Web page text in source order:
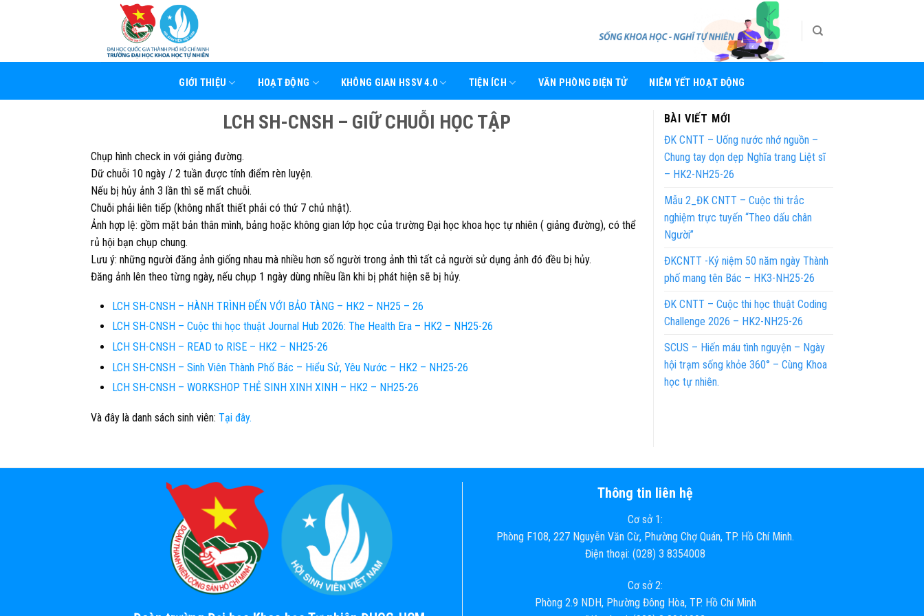
GIỚI THIỆU HOẠT ĐỘNG KHÔNG GIAN HSSV 4.0 TIỆN ÍCH VĂN PHÒNG ĐIỆN TỬ NIÊM YẾT HOẠT ĐỘNG
LCH SH-CNSH – GIỮ CHUỖI HỌC TẬP
Chụp hình check in với giảng đường.
Dữ chuỗi 10 ngày / 2 tuần được tính điểm rèn luyện.
Nếu bị hủy ảnh 3 lần thì sẽ mất chuỗi.
Chuỗi phải liên tiếp (không nhất thiết phải có thứ 7 chủ nhật).
Ảnh hợp lệ: gồm mặt bản thân mình, bảng hoặc không gian lớp học của trường Đại học khoa học tự nhiên ( giảng đường), có thể
rủ hội bạn chụp chung.
Lưu ý: những người đăng ảnh giống nhau mà nhiều hơn số người trong ảnh thì tất cả người sử dụng ảnh đó đều bị hủy.
Đăng ảnh lên theo từng ngày, nếu chụp 1 ngày dùng nhiều lần khi bị phát hiện sẽ bị hủy.
LCH SH-CNSH – HÀNH TRÌNH ĐẾN VỚI BẢO TÀNG – HK2 – NH25 – 26
LCH SH-CNSH – Cuộc thi học thuật Journal Hub 2026: The Health Era – HK2 – NH25-26
LCH SH-CNSH – READ to RISE – HK2 – NH25-26
LCH SH-CNSH – Sinh Viên Thành Phố Bác – Hiểu Sử, Yêu Nước – HK2 – NH25-26
LCH SH-CNSH – WORKSHOP THẺ SINH XINH XINH – HK2 – NH25-26
Và đây là danh sách sinh viên: Tại đây.
BÀI VIẾT MỚI
ĐK CNTT – Uống nước nhớ nguồn –
Chung tay dọn dẹp Nghĩa trang Liệt sĩ
– HK2-NH25-26
Mẫu 2_ĐK CNTT – Cuộc thi trắc
nghiệm trực tuyến “Theo dấu chân
Người”
ĐKCNTT -Kỷ niệm 50 năm ngày Thành
phố mang tên Bác – HK3-NH25-26
ĐK CNTT – Cuộc thi học thuật Coding
Challenge 2026 – HK2-NH25-26
SCUS – Hiến máu tình nguyện – Ngày
hội trạm sống khỏe 360° – Cùng Khoa
học tự nhiên.
Thông tin liên hệ
Cơ sở 1:
Phòng F108, 227 Nguyễn Văn Cừ, Phường Chợ Quán, TP. Hồ Chí Minh.
Điện thoại: (028) 3 8354008
Cơ sở 2:
Phòng 2.9 NDH, Phường Đông Hòa, TP. Hồ Chí Minh